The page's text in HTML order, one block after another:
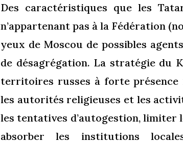
Des caractéristiques que les
n’appartenant pas à la Fédération
yeux de Moscou de possibles
de désagrégation. La stratégie du
territoires russes à forte présence
les autorités religieuses et les
les tentatives d’autogestion, limiter
absorber les institutions